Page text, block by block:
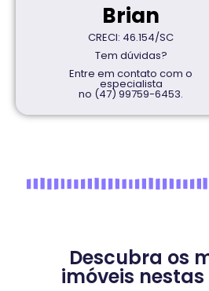
Brian
CRECI: 46.154/SC
Tem dúvidas?
Entre em contato com o
especialista
no (47) 99759-6453.
Descubra os
imóveis